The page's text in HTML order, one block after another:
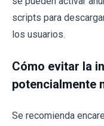
scripts para
los usuarios.
Cómo evitar la
potencialmente
Se recomienda